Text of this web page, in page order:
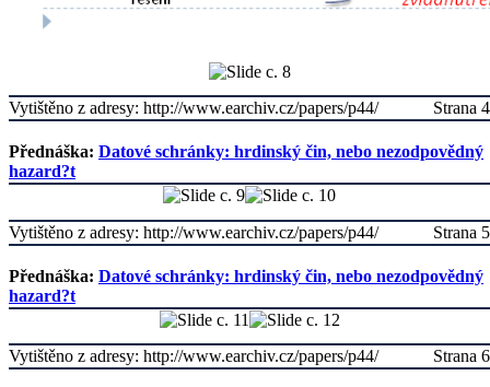
Strana 4
Vytištěno z adresy: http://www.earchiv.cz/papers/p44/
Přednáška: Datové schránky: hrdinský čin, nebo nezodpovědný
hazard?t
Strana 5
Vytištěno z adresy: http://www.earchiv.cz/papers/p44/
Přednáška: Datové schránky: hrdinský čin, nebo nezodpovědný
hazard?t
Strana 6
Vytištěno z adresy: http://www.earchiv.cz/papers/p44/